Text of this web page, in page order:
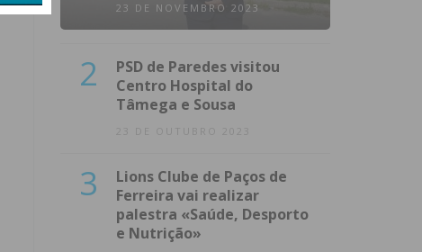
23 DE NOVEMBRO 2023
2
PSD de Paredes visitou
Centro Hospital do
Tâmega e Sousa
23 DE OUTUBRO 2023
3
Lions Clube de Paços de
Ferreira vai realizar
palestra «Saúde, Desporto
e Nutrição»